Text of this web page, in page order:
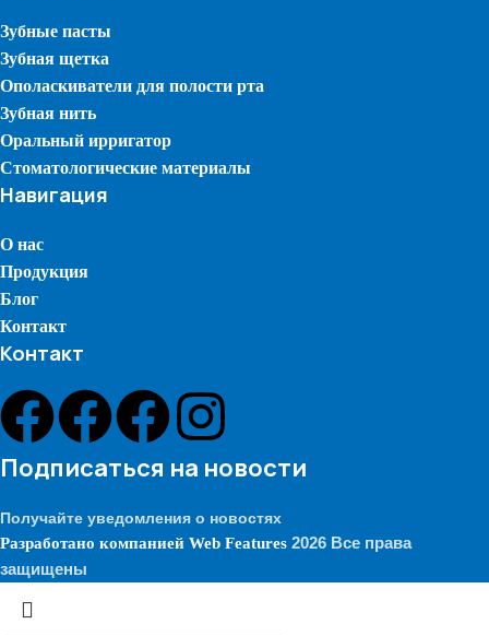
Зубные пасты
Зубная щетка
Ополаскиватели для полости рта
Зубная нить
Оральный ирригатор
Стоматологические материалы
Навигация
О нас
Продукция
Блог
Контакт
Контакт
Подписаться на новости
Получайте уведомления о новостях
Разработано компанией Web Features 2026 Все права
защищены